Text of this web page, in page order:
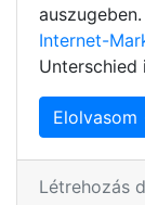
Internet-
Unterschied
Létrehozás